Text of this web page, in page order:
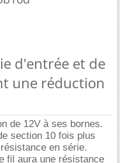
d'entrée et de
une réduction
de 12V à ses bornes.
section 10 fois plus
en série.
fil aura une résistance